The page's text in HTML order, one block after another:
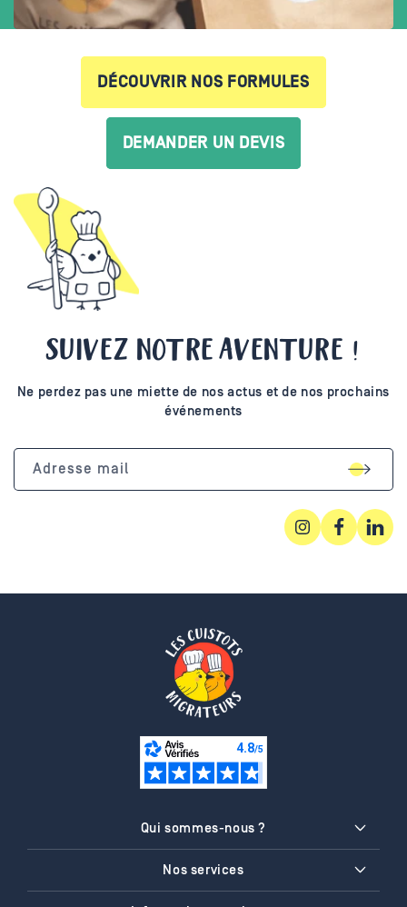
DÉCOUVRIR NOS FORMULES
DEMANDER UN DEVIS
SUIVEZ NOTRE AVENTURE !
Ne perdez pas une miette de nos actus et de nos prochains
événements
Adresse mail
InstagramFacebook
Qui sommes-nous ?
Nos services